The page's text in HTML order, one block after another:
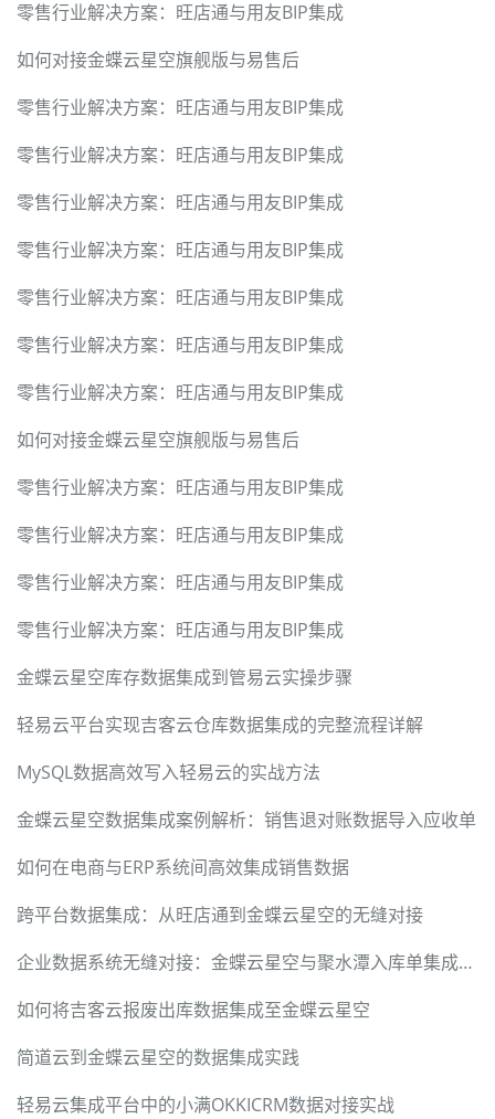
零售行业解决方案：旺店通与用友BIP集成
如何对接金蝶云星空旗舰版与易售后
零售行业解决方案：旺店通与用友BIP集成
零售行业解决方案：旺店通与用友BIP集成
零售行业解决方案：旺店通与用友BIP集成
零售行业解决方案：旺店通与用友BIP集成
零售行业解决方案：旺店通与用友BIP集成
零售行业解决方案：旺店通与用友BIP集成
零售行业解决方案：旺店通与用友BIP集成
如何对接金蝶云星空旗舰版与易售后
零售行业解决方案：旺店通与用友BIP集成
零售行业解决方案：旺店通与用友BIP集成
零售行业解决方案：旺店通与用友BIP集成
零售行业解决方案：旺店通与用友BIP集成
金蝶云星空库存数据集成到管易云实操步骤
轻易云平台实现吉客云仓库数据集成的完整流程详解
MySQL数据高效写入轻易云的实战方法
金蝶云星空数据集成案例解析：销售退对账数据导入应收单
如何在电商与ERP系统间高效集成销售数据
跨平台数据集成：从旺店通到金蝶云星空的无缝对接
企业数据系统无缝对接：金蝶云星空与聚水潭入库单集成方案详解
如何将吉客云报废出库数据集成至金蝶云星空
简道云到金蝶云星空的数据集成实践
轻易云集成平台中的小满OKKICRM数据对接实战